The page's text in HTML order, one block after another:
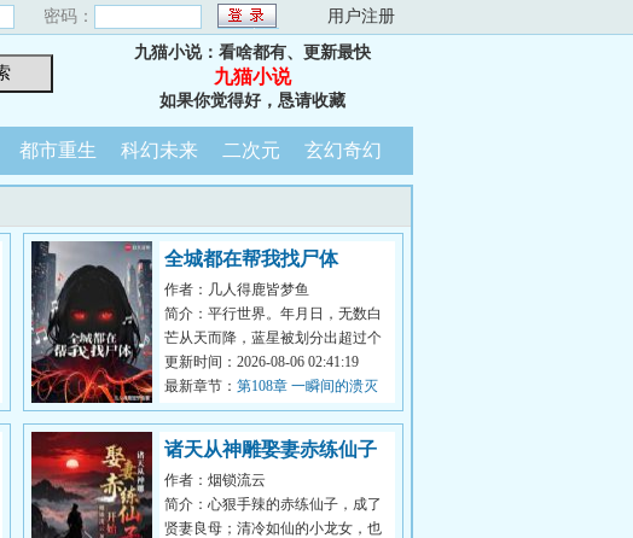
密码： 用户注册
九猫小说：看啥都有、更新最快
九猫小说
如果你觉得好，恳请收藏
都市重生 科幻未来 二次元 玄幻奇幻
全城都在帮我找尸体
作者：几人得鹿皆梦鱼
简介：平行世界。年月日，无数白
芒从天而降，蓝星被划分出超过个
区块。全球异变。每月第一天凌
晨，将会随...
更新时间：2026-08-06 02:41:19
最新章节： 第108章 一瞬间的溃灭
诸天从神雕娶妻赤练仙子
开始
作者：烟锁流云
简介：心狠手辣的赤练仙子，成了
贤妻良母；清冷如仙的小龙女，也